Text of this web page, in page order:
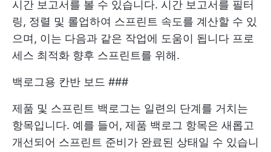
시간 보고서를 볼 수 있습니다. 시간 보고서를 필터
링, 정렬 및 롤업하여 스프린트 속도를 계산할 수 있
으며, 이는 다음과 같은 작업에 도움이 됩니다 프로
세스 최적화 향후 스프린트를 위해.
백로그용 칸반 보드 ###
제품 및 스프린트 백로그는 일련의 단계를 거치는
항목입니다. 예를 들어, 제품 백로그 항목은 새롭고
개선되어 스프린트 준비가 완료된 상태일 수 있습니